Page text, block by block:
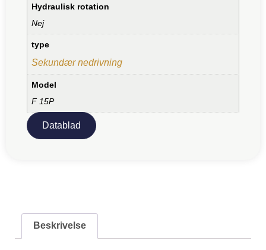
Hydraulisk rotation
Nej
type
Sekundær nedrivning
Model
F 15P
Datablad
Beskrivelse